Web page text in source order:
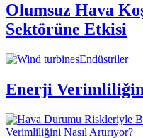
Olumsuz Hava
Sektörüne Etkisi
Endüstriler
Enerji